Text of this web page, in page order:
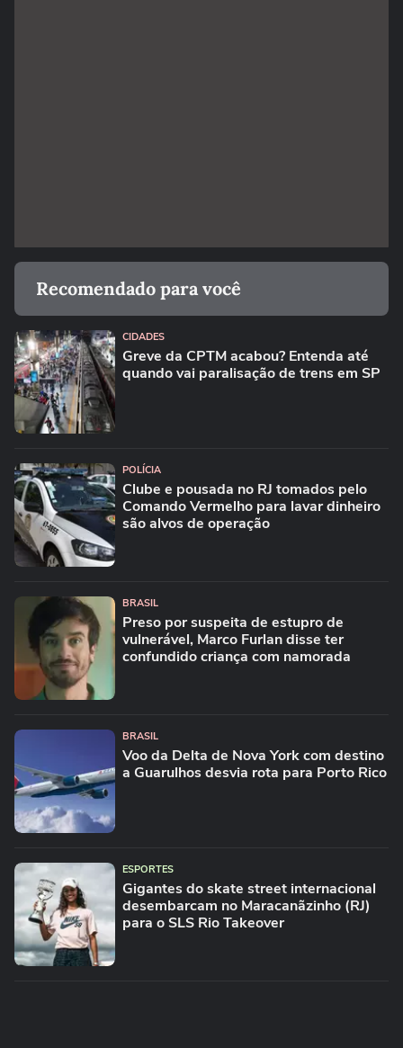
Recomendado para você
CIDADES
Greve da CPTM acabou? Entenda até
quando vai paralisação de trens em SP
POLÍCIA
Clube e pousada no RJ tomados pelo
Comando Vermelho para lavar dinheiro
são alvos de operação
BRASIL
Preso por suspeita de estupro de
vulnerável, Marco Furlan disse ter
confundido criança com namorada
BRASIL
Voo da Delta de Nova York com destino
a Guarulhos desvia rota para Porto Rico
ESPORTES
Gigantes do skate street internacional
desembarcam no Maracanãzinho (RJ)
para o SLS Rio Takeover